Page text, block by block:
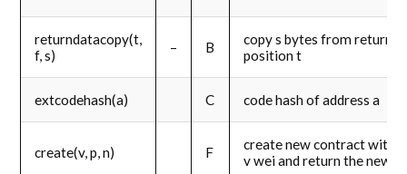
returndatacopy(t,
f, s)
– B
copy s bytes from
position t
extcodehash(a) C code hash of address a
create(v, p, n) F
create new contract with
v wei and return the new